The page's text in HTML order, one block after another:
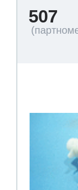
507